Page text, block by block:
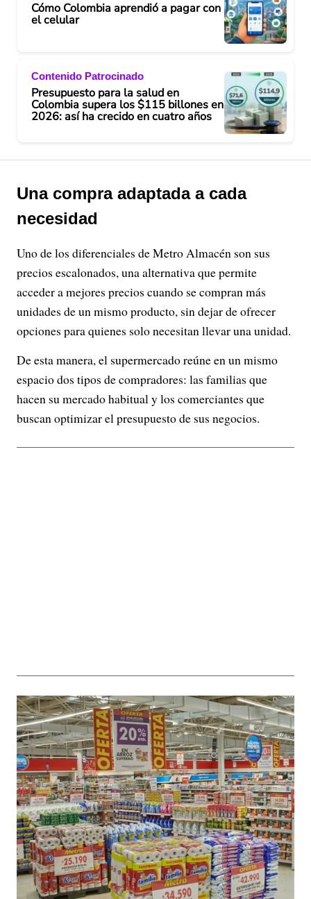
Cómo Colombia aprendió a pagar con
el celular
Contenido Patrocinado
Presupuesto para la salud en
Colombia supera los $115 billones en
2026: así ha crecido en cuatro años
Una compra adaptada a cada
necesidad
Uno de los diferenciales de Metro Almacén son sus
precios escalonados, una alternativa que permite
acceder a mejores precios cuando se compran más
unidades de un mismo producto, sin dejar de ofrecer
opciones para quienes solo necesitan llevar una unidad.
De esta manera, el supermercado reúne en un mismo
espacio dos tipos de compradores: las familias que
hacen su mercado habitual y los comerciantes que
buscan optimizar el presupuesto de sus negocios.